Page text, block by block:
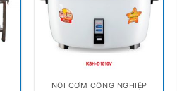
NỒI CƠM CÔNG NGHIỆP